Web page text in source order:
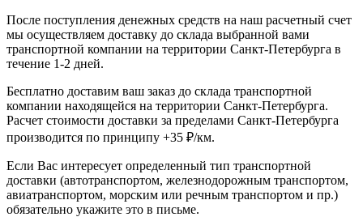
После поступления денежных средств на наш расчетный счет
мы осуществляем доставку до склада выбранной вами
транспортной компании на территории Санкт-Петербурга в
течение 1-2 дней.
Бесплатно доставим ваш заказ до склада транспортной
компании находящейся на территории Санкт-Петербурга.
Расчет стоимости доставки за пределами Санкт-Петербурга
производится по принципу +35 ₽/км.
Если Вас интересует определенный тип транспортной
доставки (автотранспортом, железнодорожным транспортом,
авиатранспортом, морским или речным транспортом и пр.)
обязательно укажите это в письме.